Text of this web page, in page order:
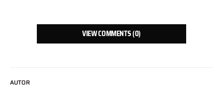
AUTOR
VIEW COMMENTS (0)